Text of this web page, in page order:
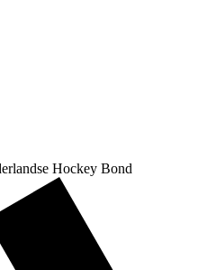
Hockey Bond